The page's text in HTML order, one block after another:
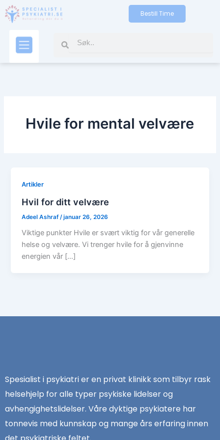
Bestill Time
Search
Hvile for mental velvære
Artikler
Hvil for ditt velvære
Adeel Ashraf /januar 26, 2026
Viktige punkter Hvile er svært viktig for vår generelle
helse og velvære. Vi trenger hvile for å gjenvinne
energien vår […]
Spesialist i psykiatri er en privat klinikk som tilbyr rask
helsehjelp for alle typer psykiske lidelser og
avhengighetslidelser. Våre dyktige psykiatere har
tonnevis med kunnskap og mange års erfaring innen